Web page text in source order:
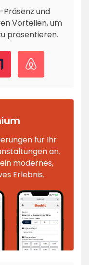
Präsenz und
Vorteilen, um
präsentieren.
für Ihr
an.
modernes,
Erlebnis.